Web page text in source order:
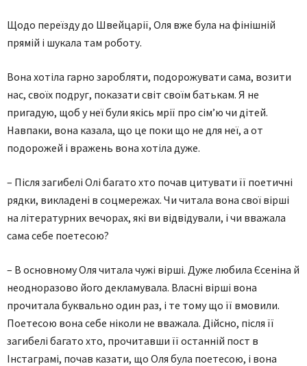
Щодо переїзду до Швейцарії, Оля вже була на фінішній
прямій і шукала там роботу.
Вона хотіла гарно заробляти, подорожувати сама, возити
нас, своїх подруг, показати світ своїм батькам. Я не
пригадую, щоб у неї були якісь мрії про сім’ю чи дітей.
Навпаки, вона казала, що це поки що не для неї, а от
подорожей і вражень вона хотіла дуже.
– Після загибелі Олі багато хто почав цитувати її поетичні
рядки, викладені в соцмережах. Чи читала вона свої вірші
на літературних вечорах, які ви відвідували, і чи вважала
сама себе поетесою?
– В основному Оля читала чужі вірші. Дуже любила Єсеніна й
неодноразово його декламувала. Власні вірші вона
прочитала буквально один раз, і те тому що її вмовили.
Поетесою вона себе ніколи не вважала. Дійсно, після її
загибелі багато хто, прочитавши її останній пост в
Інстаграмі, почав казати, що Оля була поетесою, і вона